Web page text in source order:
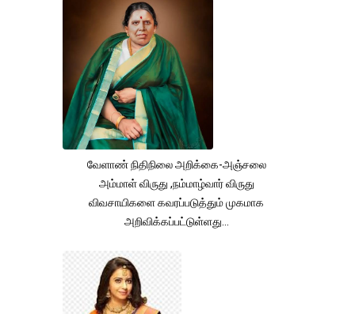
வேளாண் நிதிநிலை அறிக்கை-அஞ்சலை
அம்மாள் விருது ,நம்மாழ்வார் விருது
விவசாயிகளை கவரப்படுத்தும் முகமாக
அறிவிக்கப்பட்டுள்ளது...